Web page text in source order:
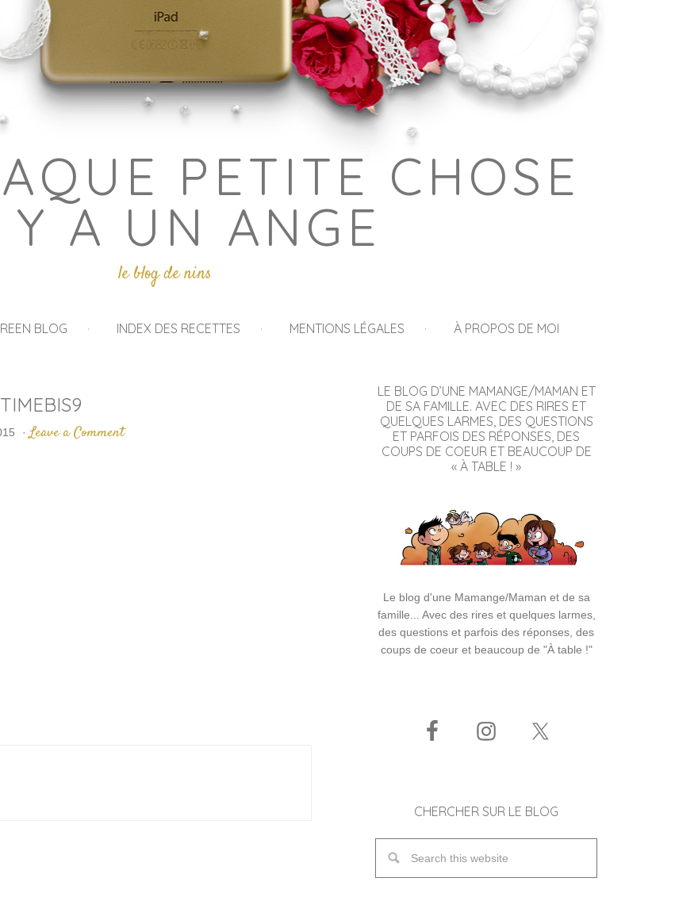
PETITE CHOSE
Y A UN ANGE
le blog de nins
BLOG INDEX DES RECETTES MENTIONS LÉGALES À PROPOS DE MOI
· Leave a Comment
LE BLOG D’UNE MAMANGE/MAMAN ET
DE SA FAMILLE. AVEC DES RIRES ET
QUELQUES LARMES, DES QUESTIONS
ET PARFOIS DES RÉPONSES, DES
COUPS DE COEUR ET BEAUCOUP DE
« À TABLE ! »
Le blog d'une Mamange/Maman et de sa
famille... Avec des rires et quelques larmes,
des questions et parfois des réponses, des
coups de coeur et beaucoup de "À table !"
CHERCHER SUR LE BLOG